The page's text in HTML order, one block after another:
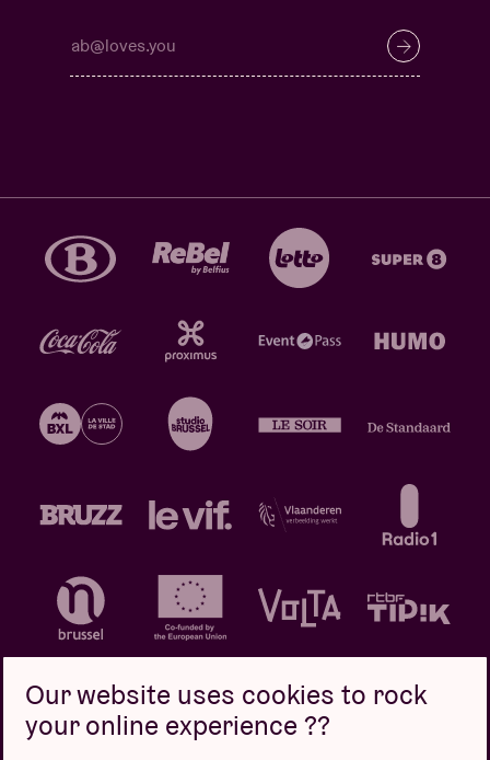
Our website uses cookies to rock
your online experience ??